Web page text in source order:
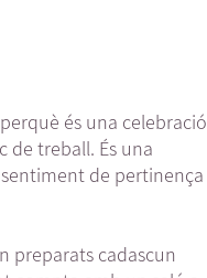
és una celebració
de treball. És una
de pertinença
preparats cadascun